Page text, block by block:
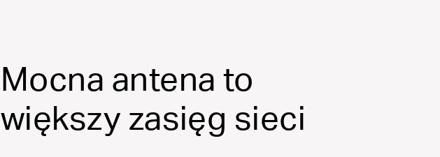
Mocna antena to
większy zasięg sieci